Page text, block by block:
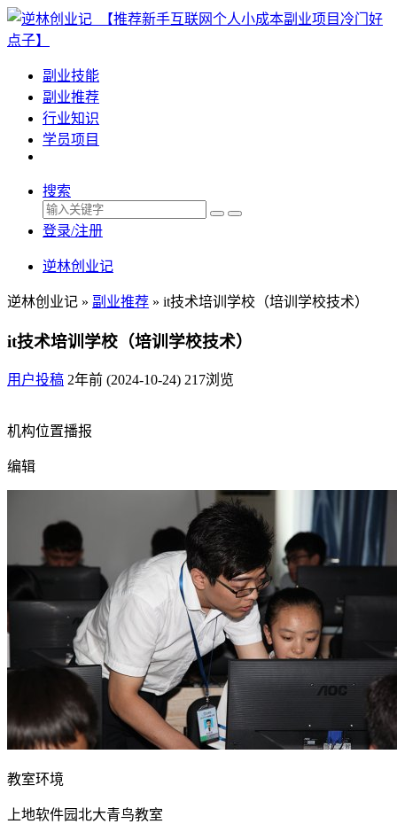
副业技能
副业推荐
行业知识
学员项目
搜索
登录/注册
逆林创业记
逆林创业记 » 副业推荐 » it技术培训学校（培训学校技术）
it技术培训学校（培训学校技术）
用户投稿 2年前 (2024-10-24) 217浏览
机构位置播报
编辑
教室环境
上地软件园北大青鸟教室